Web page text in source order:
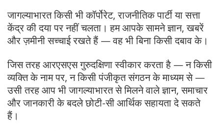
जागल्याभारत किसी भी कॉर्पोरेट, राजनीतिक पार्टी या सत्ता
केंद्र की दया पर नहीं चलता। हम आपके सामने ज्ञान, खबरें
और ज़मीनी सच्चाई रखते हैं — वह भी बिना किसी दबाव के।
जिस तरह आरएसएस गुरुदक्षिणा स्वीकार करता है — न किसी
व्यक्ति के नाम पर, न किसी पंजीकृत संगठन के माध्यम से —
उसी तरह आप भी जागल्याभारत से मिलने वाले ज्ञान, समाचार
और जानकारी के बदले छोटी-सी आर्थिक सहायता दे सकते
हैं।